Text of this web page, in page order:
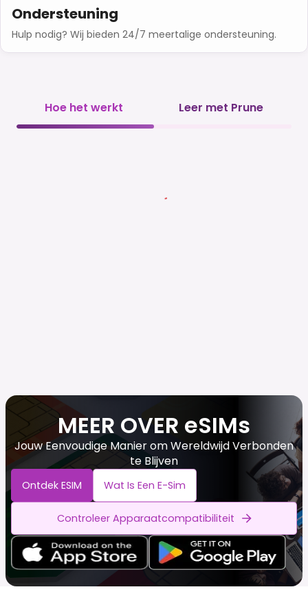
Ondersteuning
Hulp nodig? Wij bieden 24/7 meertalige ondersteuning.
Hoe het werkt Leer met Prune
MEER OVER eSIMs
Jouw Eenvoudige Manier om Wereldwijd Verbonden
te Blijven
Ontdek ESIM Wat Is Een E-Sim
Controleer Apparaatcompatibiliteit